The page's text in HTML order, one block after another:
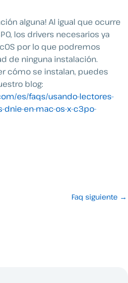
alguna! Al igual que ocurre
los drivers necesarios ya
por lo que podremos
de ninguna instalación.
cómo se instalan, puedes
blog:
es/faqs/usando-lectores-
dnie-en-mac-os-x-c3po-
Faq siguiente →